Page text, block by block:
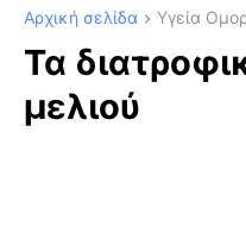
Αρχική σελίδα Υγεία
Τα
μελιού